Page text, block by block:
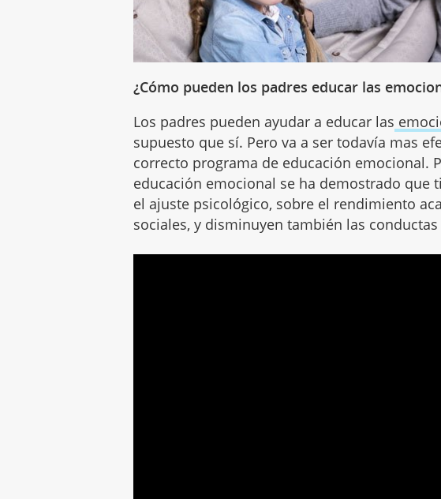
¿Cómo pueden los padres educar las
Los padres pueden ayudar a educar las
supuesto que sí. Pero va a ser todavía mas
correcto programa de educación emocional.
educación emocional se ha demostrado que
el ajuste psicológico, sobre el rendimiento
sociales, y disminuyen también las